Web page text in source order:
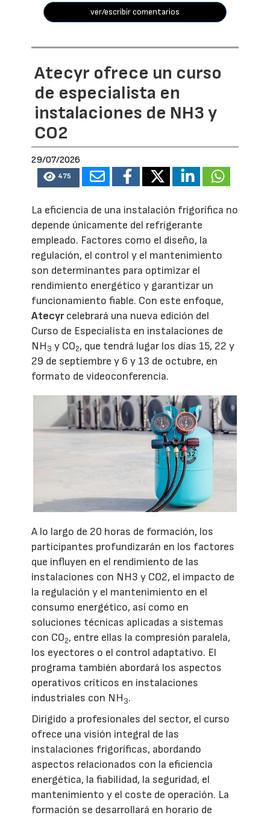
ver/escribir comentarios
Atecyr ofrece un curso
de especialista en
instalaciones de NH3 y
CO2
29/07/2026
475
La eficiencia de una instalación frigorífica no
depende únicamente del refrigerante
empleado. Factores como el diseño, la
regulación, el control y el mantenimiento
son determinantes para optimizar el
rendimiento energético y garantizar un
funcionamiento fiable. Con este enfoque,
Atecyrcelebrará una nueva edición del
Curso de Especialista en instalaciones de
NH3 y CO2, que tendrá lugar los días 15, 22 y
29 de septiembre y 6 y 13 de octubre, en
formato de videoconferencia.
A lo largo de 20 horas de formación, los
participantes profundizarán en los factores
que influyen en el rendimiento de las
instalaciones con NH3 y CO2, el impacto de
la regulación y el mantenimiento en el
consumo energético, así como en
soluciones técnicas aplicadas a sistemas
con CO2, entre ellas la compresión paralela,
los eyectores o el control adaptativo. El
programa también abordará los aspectos
operativos críticos en instalaciones
industriales con NH3.
Dirigido a profesionales del sector, el curso
ofrece una visión integral de las
instalaciones frigoríficas, abordando
aspectos relacionados con la eficiencia
energética, la fiabilidad, la seguridad, el
mantenimiento y el coste de operación. La
formación se desarrollará en horario de